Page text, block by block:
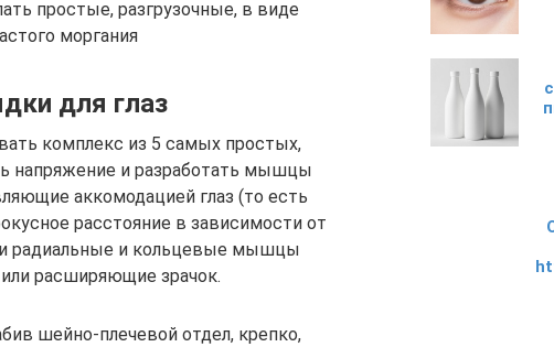
простые, разгрузочные, в виде
моргания
для глаз
комплекс из 5 самых простых,
напряжение и разработать мышцы
аккомодацией глаз (то есть
расстояние в зависимости от
и радиальные и кольцевые мышцы
расширяющие зрачок.
шейно-плечевой отдел, крепко,